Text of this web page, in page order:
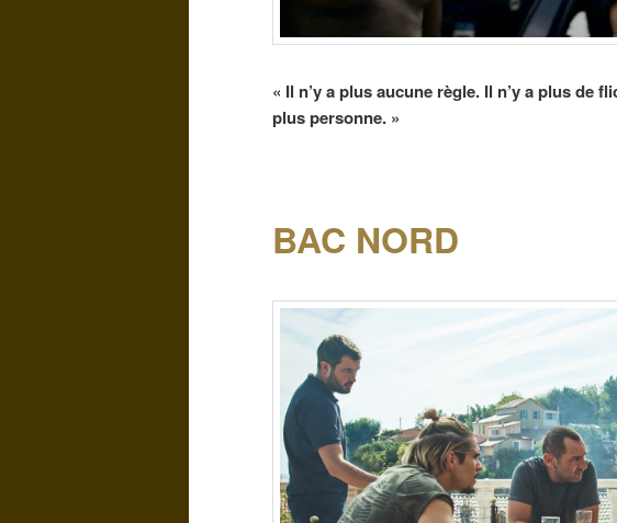
« Il n’y a plus aucune règle. Il n’y a plus de
plus personne. »
BAC NORD